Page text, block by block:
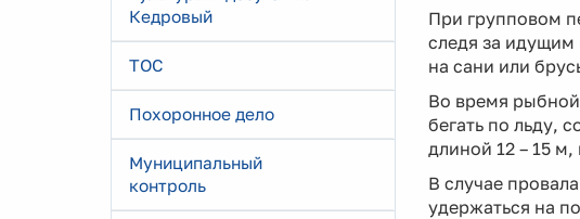
Кедровый
ТОС
Похоронное дело
Муниципальный
контроль
При групповом
следя за идущим
на сани или
Во время
бегать по льду,
длиной 12 – 15 м,
В случае
удержаться на